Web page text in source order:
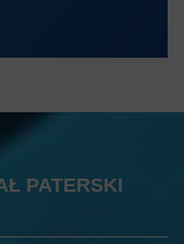
PATERSKI